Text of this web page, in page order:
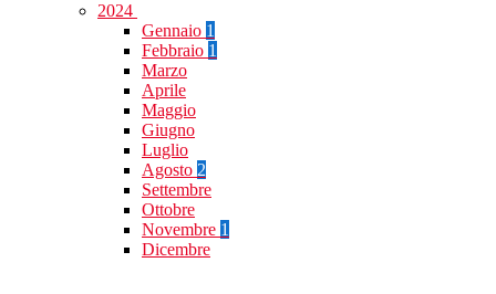
2024
Gennaio 1
Febbraio 1
Marzo
Aprile
Maggio
Giugno
Luglio
Agosto 2
Settembre
Ottobre
Novembre 1
Dicembre